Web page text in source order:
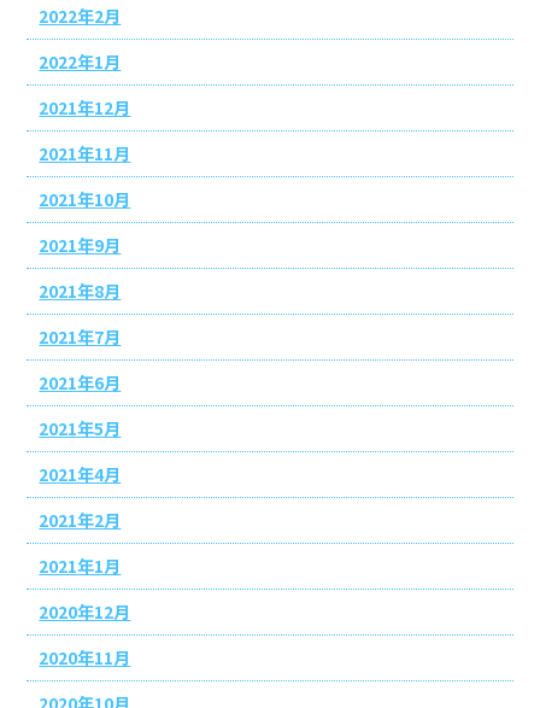
2022年2月
2022年1月
2021年12月
2021年11月
2021年10月
2021年9月
2021年8月
2021年7月
2021年6月
2021年5月
2021年4月
2021年2月
2021年1月
2020年12月
2020年11月
2020年10月